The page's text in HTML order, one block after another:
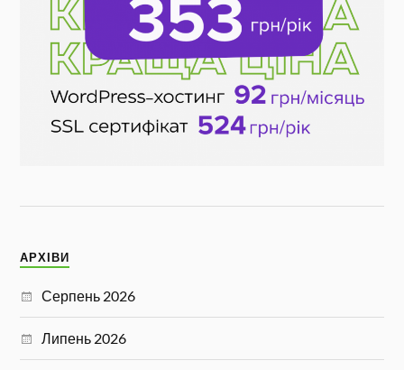
АРХІВИ
Серпень 2026
Липень 2026